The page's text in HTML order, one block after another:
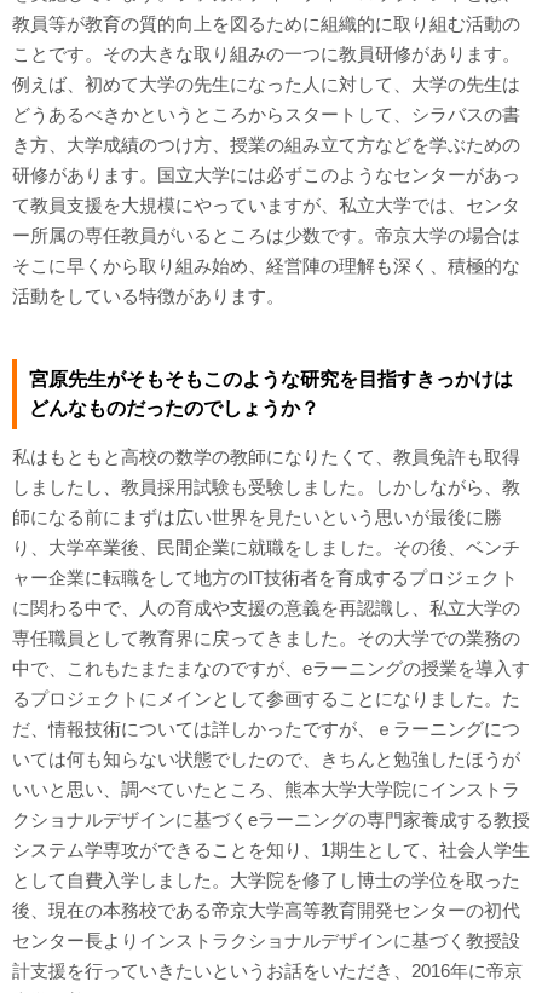
教員等が教育の質的向上を図るために組織的に取り組む活動の
ことです。その大きな取り組みの一つに教員研修があります。
例えば、初めて大学の先生になった人に対して、大学の先生は
どうあるべきかというところからスタートして、シラバスの書
き方、大学成績のつけ方、授業の組み立て方などを学ぶための
研修があります。国立大学には必ずこのようなセンターがあっ
て教員支援を大規模にやっていますが、私立大学では、センタ
ー所属の専任教員がいるところは少数です。帝京大学の場合は
そこに早くから取り組み始め、経営陣の理解も深く、積極的な
活動をしている特徴があります。
宮原先生がそもそもこのような研究を目指すきっかけは
どんなものだったのでしょうか？
私はもともと高校の数学の教師になりたくて、教員免許も取得
しましたし、教員採用試験も受験しました。しかしながら、教
師になる前にまずは広い世界を見たいという思いが最後に勝
り、大学卒業後、民間企業に就職をしました。その後、ベンチ
ャー企業に転職をして地方のIT技術者を育成するプロジェクト
に関わる中で、人の育成や支援の意義を再認識し、私立大学の
専任職員として教育界に戻ってきました。その大学での業務の
中で、これもたまたまなのですが、eラーニングの授業を導入す
るプロジェクトにメインとして参画することになりました。た
だ、情報技術については詳しかったですが、ｅラーニングにつ
いては何も知らない状態でしたので、きちんと勉強したほうが
いいと思い、調べていたところ、熊本大学大学院にインストラ
クショナルデザインに基づくeラーニングの専門家養成する教授
システム学専攻ができることを知り、1期生として、社会人学生
として自費入学しました。大学院を修了し博士の学位を取った
後、現在の本務校である帝京大学高等教育開発センターの初代
センター長よりインストラクショナルデザインに基づく教授設
計支援を行っていきたいというお話をいただき、2016年に帝京